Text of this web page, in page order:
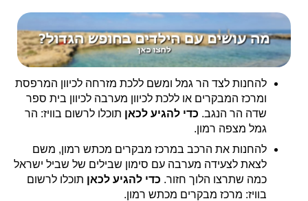
להחנות לצד הר גמל ומשם ללכת מזרחה לכיוון המרפסת
ומרכז המבקרים או ללכת לכיוון מערבה לכיוון בית ספר
שדה הר הנגב. כדי להגיע לכאן תוכלו לרשום בוויז: הר
גמל מצפה רמון.
להחנות את הרכב במרכז מבקרים מכתש רמון, משם
לצאת לצעידה מערבה עם סימון שבילים של שביל ישראל
כמה שתרצו הלוך חזור. כדי להגיע לכאן תוכלו לרשום
בוויז: מרכז מבקרים מכתש רמון.